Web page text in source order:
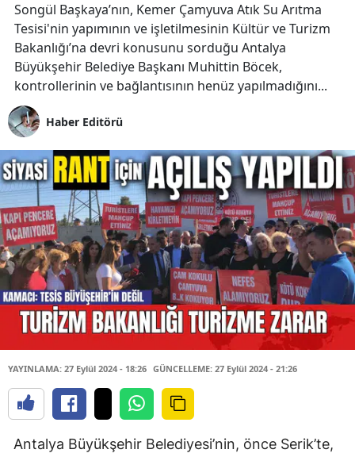
Songül Başkaya’nın, Kemer Çamyuva Atık Su Arıtma
Tesisi'nin yapımının ve işletilmesinin Kültür ve Turizm
Bakanlığı’na devri konusunu sorduğu Antalya
Büyükşehir Belediye Başkanı Muhittin Böcek,
kontrollerinin ve bağlantısının henüz yapılmadığını...
Haber Editörü
YAYINLAMA: 27 Eylül 2024 - 18:26 GÜNCELLEME: 27 Eylül 2024 - 21:26
Antalya Büyükşehir Belediyesi’nin, önce Serik’te,